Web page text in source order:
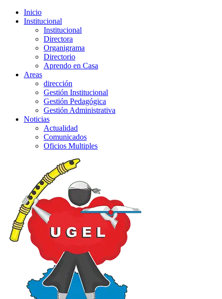
Inicio
Institucional
Institucional
Directora
Organigrama
Directorio
Aprendo en Casa
Areas
dirección
Gestión Institucional
Gestión Pedagógica
Gestión Administrativa
Noticias
Actualidad
Comunicados
Oficios Multiples